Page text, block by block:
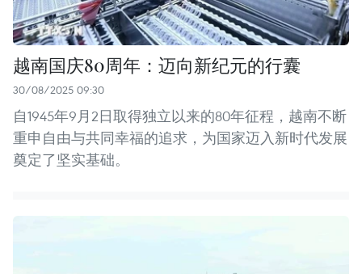
越南国庆80周年：迈向新纪元的行囊
30/08/2025 09:30
自1945年9月2日取得独立以来的80年征程，越南不断
重申自由与共同幸福的追求，为国家迈入新时代发展
奠定了坚实基础。